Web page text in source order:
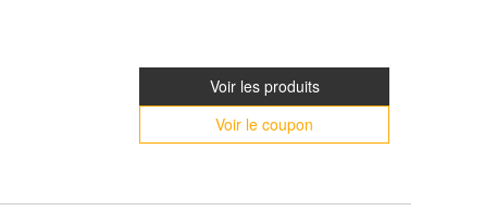
Voir les produits
Voir le coupon